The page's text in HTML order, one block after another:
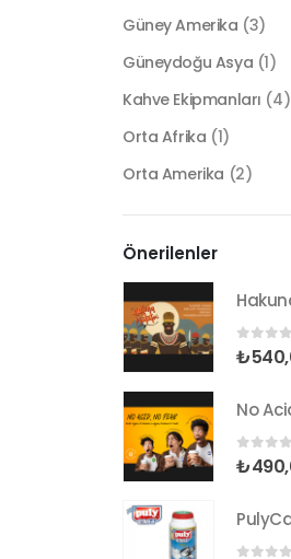
Güney Amerika (3)
Güneydoğu Asya (1)
Kahve Ekipmanları (4)
Orta Afrika (1)
Orta Amerika (2)
Önerilenler
0 5
₺
No
0 5
₺